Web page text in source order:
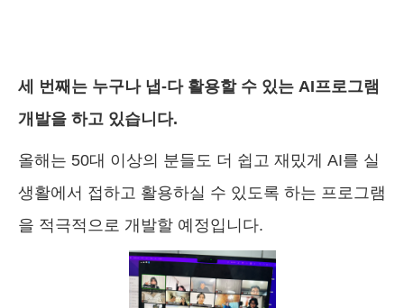
세 번째는 누구나 냅-다 활용할 수 있는 AI프로그램
개발을 하고 있습니다.
올해는 50대 이상의 분들도 더 쉽고 재밌게 AI를 실
생활에서 접하고 활용하실 수 있도록 하는 프로그램
을 적극적으로 개발할 예정입니다.